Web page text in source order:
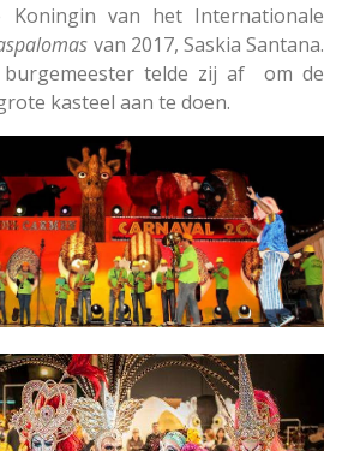
Koningin van het Internationale
van 2017, Saskia Santana.
burgemeester telde zij af om de
kasteel aan te doen.